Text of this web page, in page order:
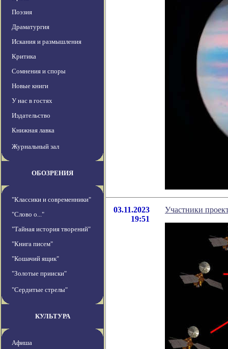
Поэзия
Драматургия
Искания и размышления
Критика
Сомнения и споры
Новые книги
У нас в гостях
Издательство
Книжная лавка
Журнальный зал
ОБОЗРЕНИЯ
"Классики и современники"
"Слово о..."
"Тайная история творений"
"Книга писем"
"Кошачий ящик"
"Золотые прииски"
"Сердитые стрелы"
КУЛЬТУРА
Афиша
03.11.2023
19:51
Участники